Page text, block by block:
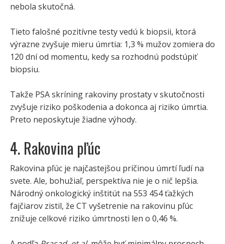
nebola skutočná.
Tieto falošné pozitívne testy vedú k biopsii, ktorá
výrazne zvyšuje mieru úmrtia: 1,3 % mužov zomiera do
120 dní od momentu, kedy sa rozhodnú podstúpiť
biopsiu.
Takže PSA skríning rakoviny prostaty v skutočnosti
zvyšuje riziko poškodenia a dokonca aj riziko úmrtia.
Preto neposkytuje žiadne výhody.
4. Rakovina pľúc
Rakovina pľúc je najčastejšou príčinou úmrtí ľudí na
svete. Ale, bohužiaľ, perspektíva nie je o nič lepšia.
Národný onkologický inštitút na 553 454 ťažkých
fajčiarov zistil, že CT vyšetrenie na rakovinu pľúc
znižuje celkové riziko úmrtnosti len o 0,46 %.